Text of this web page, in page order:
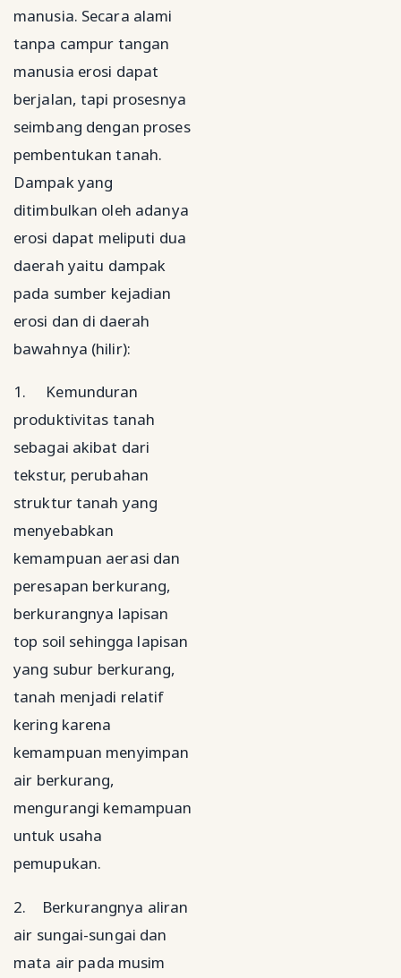
manusia. Secara alami
tanpa campur tangan
manusia erosi dapat
berjalan, tapi prosesnya
seimbang dengan proses
pembentukan tanah.
Dampak yang
ditimbulkan oleh adanya
erosi dapat meliputi dua
daerah yaitu dampak
pada sumber kejadian
erosi dan di daerah
bawahnya (hilir):
1.
Kemunduran
produktivitas tanah
sebagai akibat dari
tekstur, perubahan
struktur tanah yang
menyebabkan
kemampuan aerasi dan
peresapan berkurang,
berkurangnya lapisan
top soil sehingga lapisan
yang subur berkurang,
tanah menjadi relatif
kering karena
kemampuan menyimpan
air berkurang,
mengurangi kemampuan
untuk usaha
pemupukan.
2.
Berkurangnya aliran
air sungai-sungai dan
mata air pada musim